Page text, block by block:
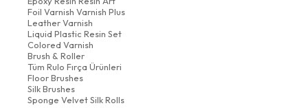
Foil Varnish Varnish Plus
Leather Varnish
Liquid Plastic Resin Set
Colored Varnish
Brush & Roller
Tüm Rulo Fırça Ürünleri
Floor Brushes
Silk Brushes
Sponge Velvet Silk Rolls